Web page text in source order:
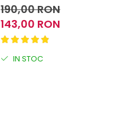
190,00 RON
143,00 RON
IN STOC